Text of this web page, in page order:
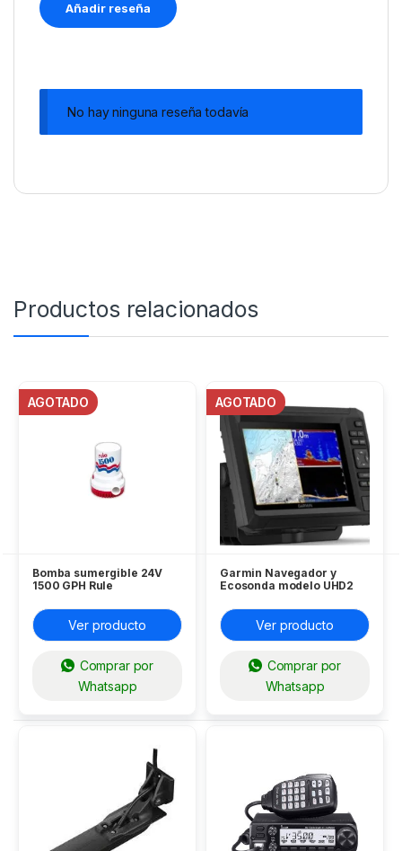
No hay ninguna reseña todavía
Productos relacionados
AGOTADO
Bomba sumergible 24V
1500 GPH Rule
Ver producto
Comprar por
Whatsapp
AGOTADO
Garmin Navegador y
Ecosonda modelo UHD2
TRANSDUCER NO INCLUYE
CARTOGRAFIA MARINA
Ver producto
Comprar por
Whatsapp